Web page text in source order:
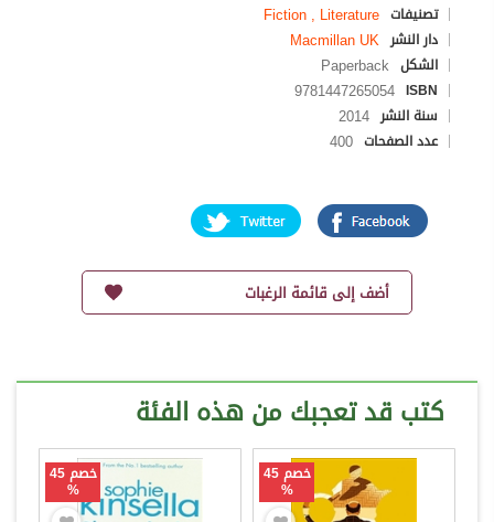
تصنيفات Fiction , Literature
دار النشر Macmillan UK
الشكل Paperback
ISBN
9781447265054
سنة النشر 2014
عدد الصفحات 400
أضف إلى قائمة الرغبات
كتب قد تعجبك من هذه الفئة
خصم 45
%
خصم 45
%